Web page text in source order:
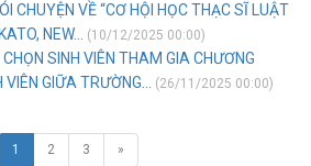
CHUYỆN VỀ “CƠ HỘI HỌC THẠC SĨ LUẬT
NEW...
(10/12/2025 00:00)
SINH VIÊN THAM GIA CHƯƠNG
GIỮA TRƯỜNG...
(26/11/2025 00:00)
1 2 3 »